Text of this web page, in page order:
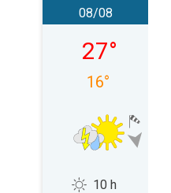
samedi 08/08
08/08
27°
16°
10 h